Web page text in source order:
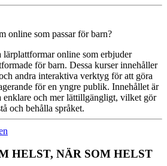
online som passar för barn?
lärplattformar online som erbjuder
för barn. Dessa kurser innehåller
andra interaktiva verktyg för att göra
för en yngre publik. Innehållet är
enklare och mer lättillgängligt, vilket gör
och behålla språket.
HELST, NÄR SOM HELST